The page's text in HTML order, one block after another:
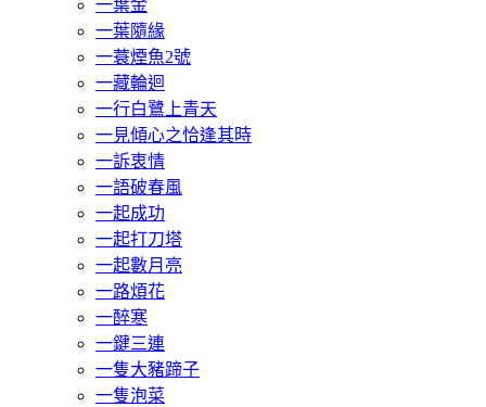
一葉金
一葉隨緣
一蓑煙魚2號
一藏輪迴
一行白鷺上青天
一見傾心之恰逢其時
一訴衷情
一語破春風
一起成功
一起打刀塔
一起數月亮
一路煩花
一醉寒
一鍵三連
一隻大豬蹄子
一隻泡菜